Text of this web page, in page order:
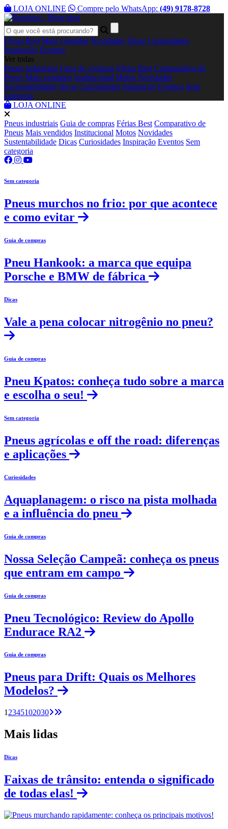
LOJA ONLINE Compre pelo WhatsApp: (49) 9178-8728
blog
Férias Best Mais vendidos Novidades Dicas Curiosidades
Inspiração Eventos
Ver todas
Pneus industriais Guia de compras Férias Best Comparativo de
Pneus Mais vendidos Institucional Motos Novidades
Sustentabilidade Dicas Curiosidades Inspiração Eventos Sem
categoria
LOJA ONLINE
Pneus industriais Guia de compras Férias Best Comparativo de
Pneus Mais vendidos Institucional Motos Novidades
Sustentabilidade Dicas Curiosidades Inspiração Eventos Sem
categoria
Sem categoria
Pneus murchos no frio: por que acontece
e como evitar
Guia de compras
Pneu Hankook: a marca que equipa
Porsche e BMW de fábrica
Dicas
Vale a pena colocar nitrogênio no pneu?
Guia de compras
Pneu Kpatos: conheça tudo sobre a marca
e escolha o seu!
Sem categoria
Pneus agrícolas e off the road: diferenças
e aplicações
Curiosidades
Aquaplanagem: o risco na pista molhada
e a influência do pneu
Guia de compras
Nossa Seleção Campeã: conheça os pneus
que entram em campo
Guia de compras
Pneu Tecnológico: Review do Apollo
Endurace RA2
Guia de compras
Pneus para Drift: Quais os Melhores
Modelos?
1 2345102030
Mais lidas
Dicas
Faixas de trânsito: entenda o significado
de todas elas!